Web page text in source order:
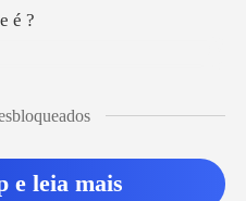
lá de atender ele
e leia mais